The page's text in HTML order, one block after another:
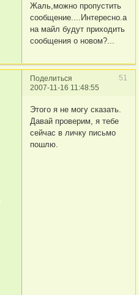
Жаль,можно пропустить
сообщение....Интересно.а
на майл будут приходить
сообщения о новом?...
Поделиться
51
2007-11-16 11:48:55
Этого я не могу сказать.
Давай проверим, я тебе
сейчас в личку письмо
пошлю.